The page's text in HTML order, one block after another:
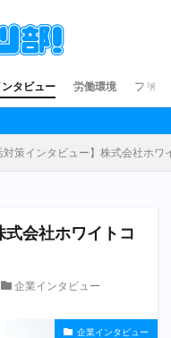
タビュー 労働環境 フリー
対策インタビュー】株式会社
式会社ホワイトコ
企業インタビュー
企業インタビュー